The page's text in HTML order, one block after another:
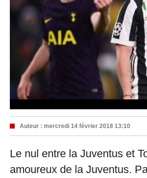
Auteur : mercredi 14 février 2018 13:10
Le nul entre la Juventus et
amoureux de la Juventus.